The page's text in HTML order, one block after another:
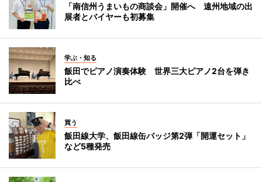
「南信州うまいもの商談会」開催へ 遠州地域の出
展者とバイヤーも初募集
学ぶ・知る
飯田でピアノ演奏体験 世界三大ピアノ2台を弾き
比べ
買う
飯田線大学、飯田線缶バッジ第2弾「開運セット」
など5種発売